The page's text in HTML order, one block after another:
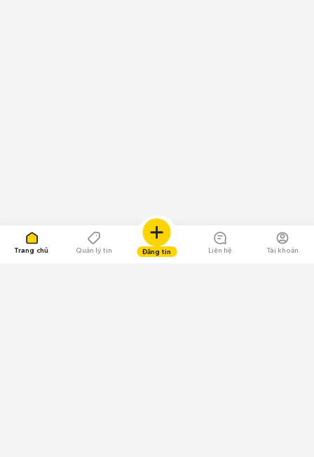
Trang chủ Quản lý tin Đăng tin Liên hệ Tài khoản